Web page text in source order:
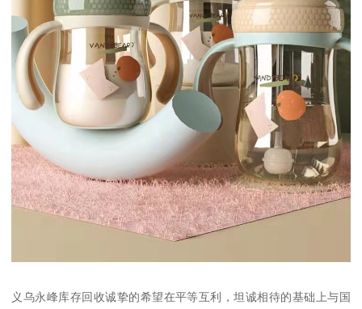
义乌永峰库存回收诚挚的希望在平等互利，坦诚相待的基础上与国